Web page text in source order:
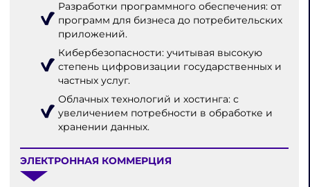
Разработки программного обеспечения: от
программ для бизнеса до потребительских
приложений.
Кибербезопасности: учитывая высокую
степень цифровизации государственных и
частных услуг.
Облачных технологий и хостинга: с
увеличением потребности в обработке и
хранении данных.
ЭЛЕКТРОННАЯ КОММЕРЦИЯ